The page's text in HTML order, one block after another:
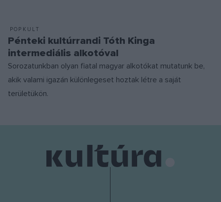
POPKULT
Pénteki kultúrrandi Tóth Kinga
intermediális alkotóval
Sorozatunkban olyan fiatal magyar alkotókat mutatunk be,
akik valami igazán különlegeset hoztak létre a saját
területükön.